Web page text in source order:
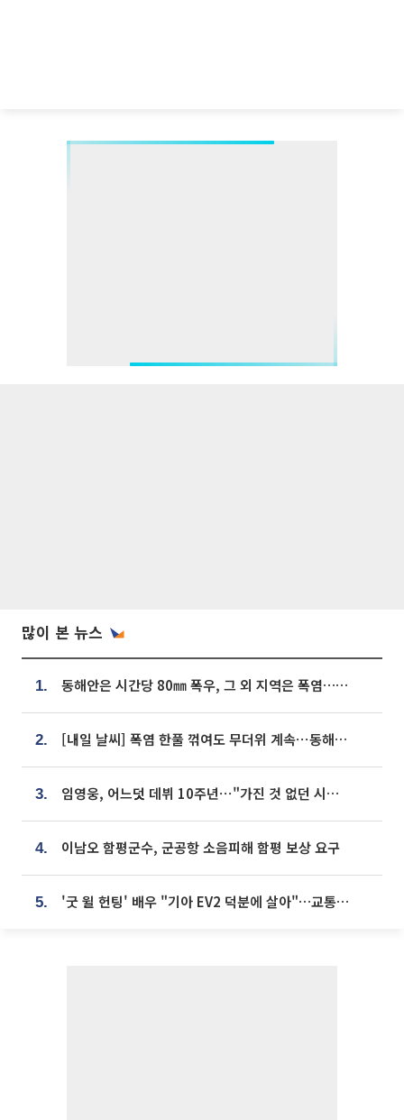
많이 본 뉴스
1. 동해안은 시간당 80㎜ 폭우, 그 외 지역은 폭염…‘극과 극 날씨’
2. [내일 날씨] 폭염 한풀 꺾여도 무더위 계속⋯동해안 이틀 연속 비
3. 임영웅, 어느덧 데뷔 10주년⋯"가진 것 없던 시절, 내 앞엔 20명의 팬뿐"
4. 이남오 함평군수, 군공항 소음피해 함평 보상 요구
5. '굿 윌 헌팅' 배우 "기아 EV2 덕분에 살아"…교통사고 후 안전성 극찬